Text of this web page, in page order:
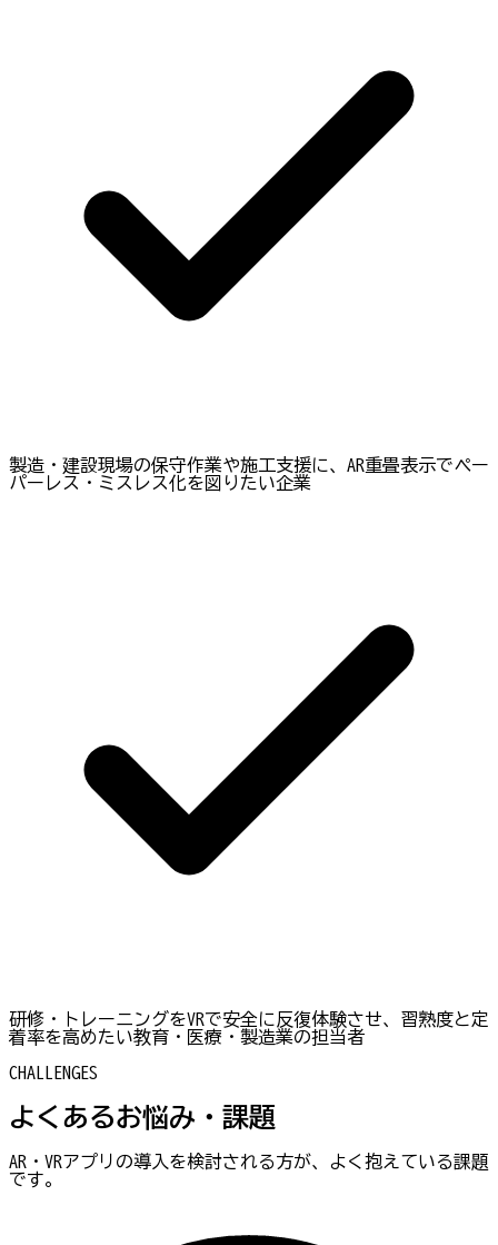
製造・建設現場の保守作業や施工支援に、AR重畳表示でペー
パーレス・ミスレス化を図りたい企業
研修・トレーニングをVRで安全に反復体験させ、習熟度と定
着率を高めたい教育・医療・製造業の担当者
CHALLENGES
よくあるお悩み・課題
AR・VRアプリの導入を検討される方が、よく抱えている課題
です。